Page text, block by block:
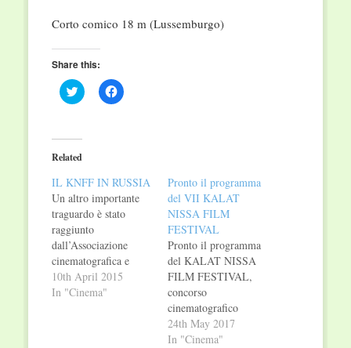
Corto comico 18 m (Lussemburgo)
Share this:
Click
to
(Opens
in
new
Click
to
Related
IL KNFF IN RUSSIA
Un altro importante
traguardo è stato
raggiunto
dall’Associazione
cinematografica e
culturale “Laboratorio
dei sogni”,
10th April 2015
In "Cinema"
Pronto il programma
del VII KALAT
NISSA FILM
FESTIVAL
Pronto il programma
del KALAT NISSA
FILM FESTIVAL,
concorso
cinematografico
internazionale
dedicato al
24th May 2017
In "Cinema"